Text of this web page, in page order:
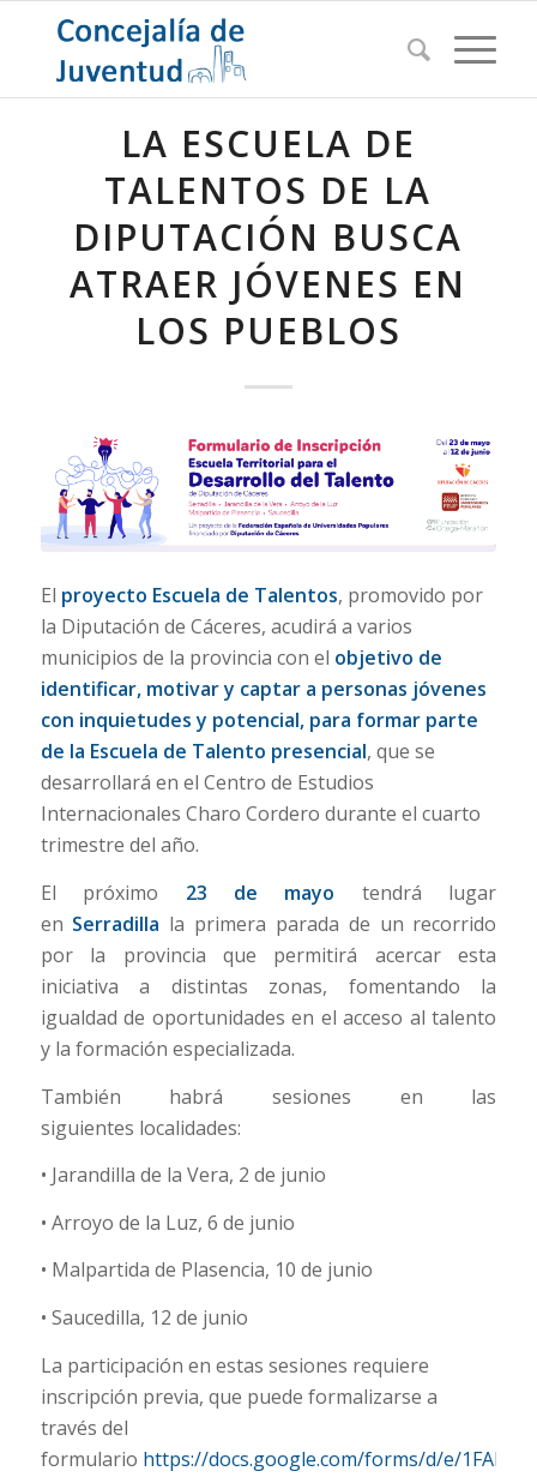
LA ESCUELA DE
TALENTOS DE LA
DIPUTACIÓN BUSCA
ATRAER JÓVENES EN
LOS PUEBLOS
El proyecto Escuela de Talentos, promovido por
la Diputación de Cáceres, acudirá a varios
municipios de la provincia con el objetivo de
identificar, motivar y captar a personas jóvenes
con inquietudes y potencial, para formar parte
de la Escuela de Talento presencial, que se
desarrollará en el Centro de Estudios
Internacionales Charo Cordero durante el cuarto
trimestre del año.
El próximo 23 de mayo tendrá lugar
en Serradilla la primera parada de un recorrido
por la provincia que permitirá acercar esta
iniciativa a distintas zonas, fomentando la
igualdad de oportunidades en el acceso al talento
y la formación especializada.
También habrá sesiones en las
siguientes localidades:
• Jarandilla de la Vera, 2 de junio
• Arroyo de la Luz, 6 de junio
• Malpartida de Plasencia, 10 de junio
• Saucedilla, 12 de junio
La participación en estas sesiones requiere
inscripción previa, que puede formalizarse a
través del
formulario https://docs.google.com/forms/d/e/